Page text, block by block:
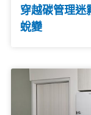
穿越碳管理迷
蛻變